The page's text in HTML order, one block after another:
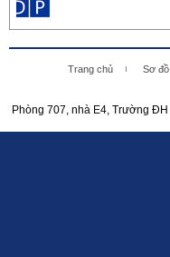
Trang chủ Sơ
Phòng 707, nhà E4, Trường